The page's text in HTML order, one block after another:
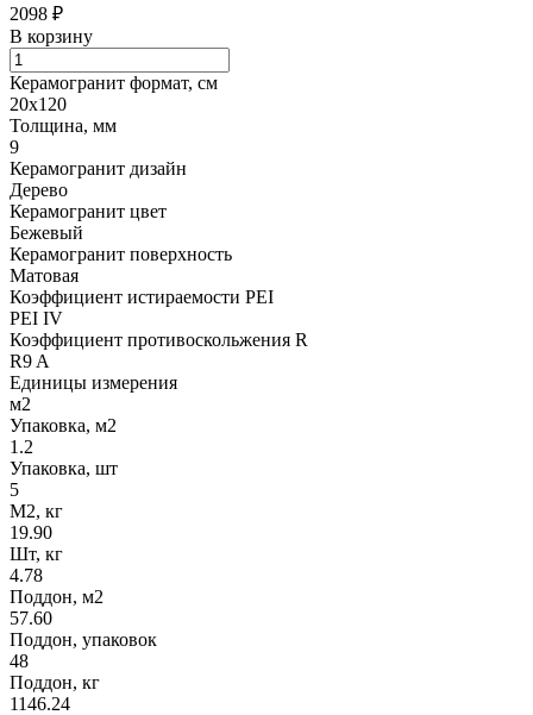
2098 ₽
В корзину
Керамогранит формат, см
20х120
Толщина, мм
9
Керамогранит дизайн
Дерево
Керамогранит цвет
Бежевый
Керамогранит поверхность
Матовая
Коэффициент истираемости PEI
PEI IV
Коэффициент противоскольжения R
R9 A
Единицы измерения
м2
Упаковка, м2
1.2
Упаковка, шт
5
М2, кг
19.90
Шт, кг
4.78
Поддон, м2
57.60
Поддон, упаковок
48
Поддон, кг
1146.24